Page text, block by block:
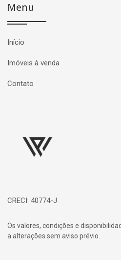
Menu
Início
Imóveis à venda
Contato
CRECI: 40774-J
Os valores, condições e
a alterações sem aviso prévio.